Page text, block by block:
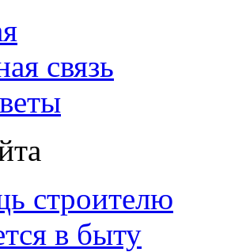
связь
строителю
в быту